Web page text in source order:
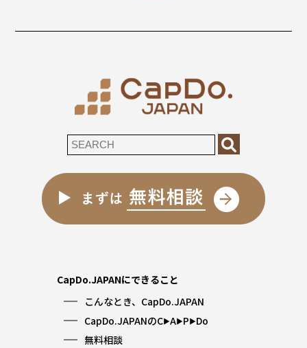
CapDo.JAPANにできること
こんなとき、CapDo.JAPAN
CapDo.JAPANのC▶︎A▶︎P▶︎Do
無料相談